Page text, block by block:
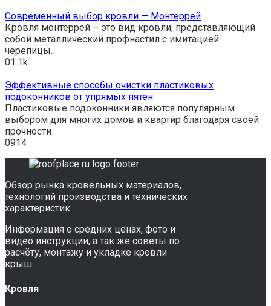
Современный выбор кровли — Монтеррей
Кровля монтеррей – это вид кровли, представляющий
собой металлический профнастил с имитацией
черепицы.
01.1k.
Эффективные способы очистки пластиковых
подоконников от упрямых пятен
Пластиковые подоконники являются популярным
выбором для многих домов и квартир благодаря своей
прочности
0914
Обзор рынка кровельных материалов,
технологий производства и технических
характеристик.
Информация о средних ценах, фото и
видео инструкции, а так же советы по
расчёту, монтажу и укладке кровли
крыш.
Кровля